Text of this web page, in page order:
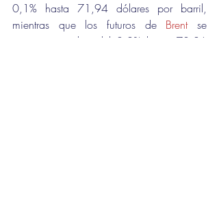
0,1% hasta 71,94 dólares por barril,
mientras que los futuros de Brent se
apuntan un alza del 0,2% hasta 73,86